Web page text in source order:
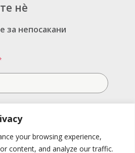
your browsing experience,
content, and analyze our traffic.
нè
за непосакани